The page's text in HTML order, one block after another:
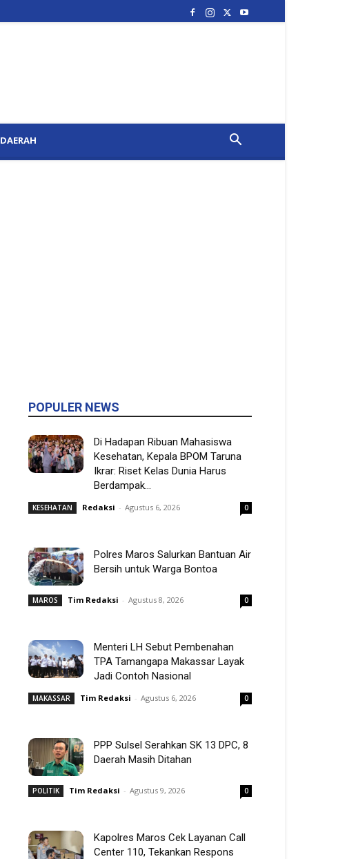
DAERAH
POPULER NEWS
Di Hadapan Ribuan Mahasiswa
Kesehatan, Kepala BPOM Taruna
Ikrar: Riset Kelas Dunia Harus
Berdampak...
KESEHATAN Redaksi - Agustus 6, 2026 0
Polres Maros Salurkan Bantuan Air
Bersih untuk Warga Bontoa
MAROS Tim Redaksi - Agustus 8, 2026 0
Menteri LH Sebut Pembenahan
TPA Tamangapa Makassar Layak
Jadi Contoh Nasional
MAKASSAR Tim Redaksi - Agustus 6, 2026 0
PPP Sulsel Serahkan SK 13 DPC, 8
Daerah Masih Ditahan
POLITIK Tim Redaksi - Agustus 9, 2026 0
Kapolres Maros Cek Layanan Call
Center 110, Tekankan Respons